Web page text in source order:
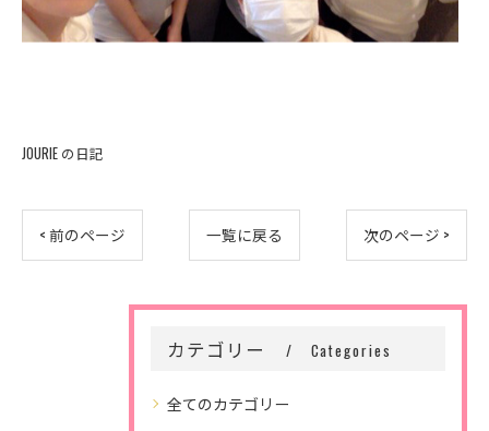
JOURIE の日記
< 前のページ 一覧に戻る 次のページ >
カテゴリー Categories
全てのカテゴリー